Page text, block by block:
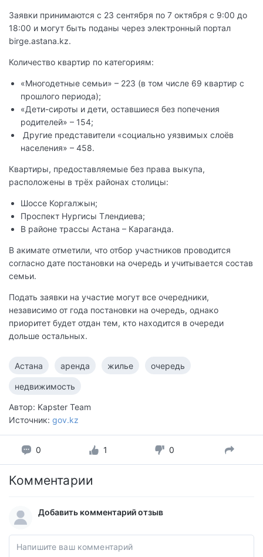
Заявки принимаются с 23 сентября по 7 октября с 9:00 до
18:00 и могут быть поданы через электронный портал
birge.astana.kz.
Количество квартир по категориям:
«Многодетные семьи» – 223 (в том числе 69 квартир с
прошлого периода);
«Дети-сироты и дети, оставшиеся без попечения
родителей» – 154;
Другие представители «социально уязвимых слоёв
населения» – 458.
Квартиры, предоставляемые без права выкупа,
расположены в трёх районах столицы:
Шоссе Коргалжын;
Проспект Нургисы Тлендиева;
В районе трассы Астана – Караганда.
В акимате отметили, что отбор участников проводится
согласно дате постановки на очередь и учитывается состав
семьи.
Подать заявки на участие могут все очередники,
независимо от года постановки на очередь, однако
приоритет будет отдан тем, кто находится в очереди
дольше остальных.
Астана аренда жилье очередь
недвижимость
Автор: Kapster Team
Источник: gov.kz
0 1 0
Комментарии
Добавить комментарий отзыв